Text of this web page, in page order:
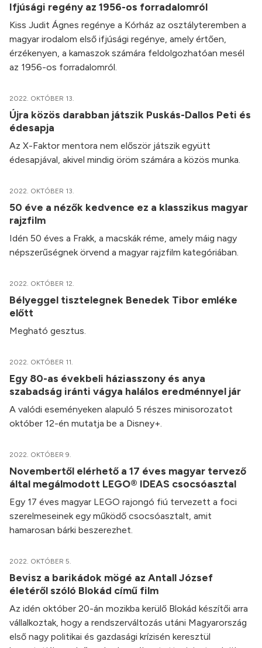
Ifjúsági regény az 1956-os forradalomról
Kiss Judit Ágnes regénye a Kórház az osztályteremben a
magyar irodalom első ifjúsági regénye, amely értően,
érzékenyen, a kamaszok számára feldolgozhatóan mesél
az 1956-os forradalomról.
2022. OKTÓBER 13.
Újra közös darabban játszik Puskás-Dallos Peti és
édesapja
Az X-Faktor mentora nem először játszik együtt
édesapjával, akivel mindig öröm számára a közös munka.
2022. OKTÓBER 13.
50 éve a nézők kedvence ez a klasszikus magyar
rajzfilm
Idén 50 éves a Frakk, a macskák réme, amely máig nagy
népszerűségnek örvend a magyar rajzfilm kategóriában.
2022. OKTÓBER 12.
Bélyeggel tisztelegnek Benedek Tibor emléke
előtt
Megható gesztus.
2022. OKTÓBER 11.
Egy 80-as évekbeli háziasszony és anya
szabadság iránti vágya halálos eredménnyel jár
A valódi eseményeken alapuló 5 részes minisorozatot
október 12-én mutatja be a Disney+.
2022. OKTÓBER 9.
Novembertől elérhető a 17 éves magyar tervező
által megálmodott LEGO® IDEAS csocsóasztal
Egy 17 éves magyar LEGO rajongó fiú tervezett a foci
szerelmeseinek egy működő csocsóasztalt, amit
hamarosan bárki beszerezhet.
2022. OKTÓBER 5.
Bevisz a barikádok mögé az Antall József
életéről szóló Blokád című film
Az idén október 20-án mozikba kerülő Blokád készítői arra
vállalkoztak, hogy a rendszerváltozás utáni Magyarország
első nagy politikai és gazdasági krízisén keresztül